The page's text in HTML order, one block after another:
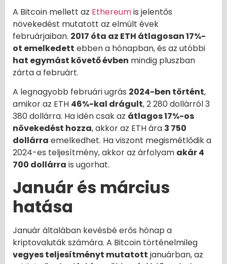
A Bitcoin mellett az Ethereumis jelentős
növekedést mutatott az elmúlt évek
februárjaiban. 2017 óta az ETH átlagosan 17%-
ot emelkedett ebben a hónapban, és az utóbbi
hat egymást követő évben mindig pluszban
zárta a februárt.
A legnagyobb februári ugrás 2024-ben történt,
amikor az ETH 46%-kal drágult, 2 280 dollárról 3
380 dollárra. Ha idén csak az átlagos 17%-os
növekedést hozza, akkor az ETH ára 3 750
dollárra emelkedhet. Ha viszont megismétlődik a
2024-es teljesítmény, akkor az árfolyam akár 4
700 dollárra is ugorhat.
Január és március
hatása
Január általában kevésbé erős hónap a
kriptovaluták számára. A Bitcoin történelmileg
vegyes teljesítményt mutatott januárban, az